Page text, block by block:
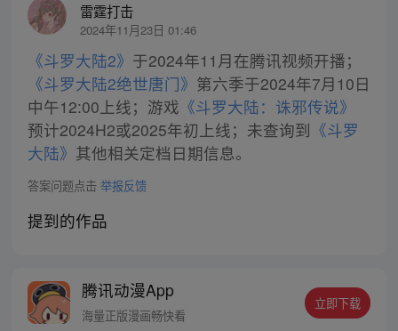
雷霆打击
2024年11月23日 01:46
《斗罗大陆2》 于2024年11月在腾讯视频开播；
《斗罗大陆2绝世唐门》 第六季于2024年7月10日
中午12:00上线；游戏 《斗罗大陆：诛邪传说》
预计2024H2或2025年初上线；未查询到 《斗罗
大陆》 其他相关定档日期信息。
答案问题点击 举报反馈
提到的作品
腾讯动漫App
海量正版漫画畅快看
立即下载